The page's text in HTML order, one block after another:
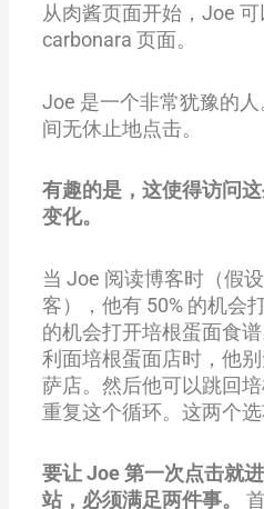
从肉酱页面开始，Joe
carbonara 页面。
Joe 是一个非常犹豫的
间无休止地点击。
有趣的是，这使得访问
变化。
当 Joe 阅读博客时（假
客），他有 50% 的机会
的机会打开培根蛋面食
利面培根蛋面店时，他
萨店。然后他可以跳回
重复这个循环。这两个选
要让 Joe 第一次点击就
站，必须满足两件事。